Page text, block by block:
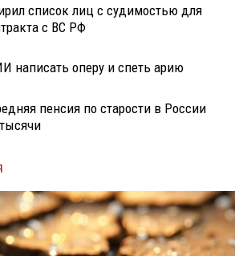
список лиц с судимостью для
с ВС РФ
написать оперу и спеть арию
пенсия по старости в России